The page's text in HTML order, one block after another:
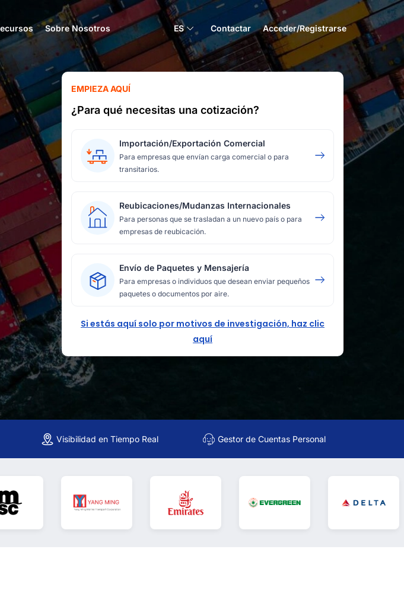
Sobre Nosotros ES Contactar Acceder/Registrarse
EMPIEZA AQUÍ
¿Para qué necesitas una cotización?
Importación/Exportación Comercial
Para empresas que envían carga comercial o para
transitarios.
Reubicaciones/Mudanzas Internacionales
Para personas que se trasladan a un nuevo país o para
empresas de reubicación.
Envío de Paquetes y Mensajería
Para empresas o individuos que desean enviar pequeños
paquetes o documentos por aire.
Si estás aquí solo por motivos de investigación, haz clic
aquí
Visibilidad en Tiempo Real Gestor de Cuentas Personal